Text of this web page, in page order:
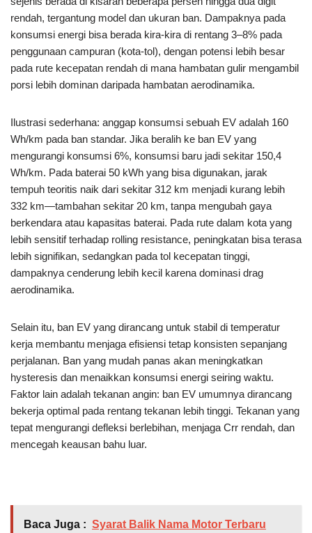
rendah, tergantung model dan ukuran ban. Dampaknya pada
konsumsi energi bisa berada kira-kira di rentang 3–8% pada
penggunaan campuran (kota-tol), dengan potensi lebih besar
pada rute kecepatan rendah di mana hambatan gulir mengambil
porsi lebih dominan daripada hambatan aerodinamika.
Ilustrasi sederhana: anggap konsumsi sebuah EV adalah 160
Wh/km pada ban standar. Jika beralih ke ban EV yang
mengurangi konsumsi 6%, konsumsi baru jadi sekitar 150,4
Wh/km. Pada baterai 50 kWh yang bisa digunakan, jarak
tempuh teoritis naik dari sekitar 312 km menjadi kurang lebih
332 km—tambahan sekitar 20 km, tanpa mengubah gaya
berkendara atau kapasitas baterai. Pada rute dalam kota yang
lebih sensitif terhadap rolling resistance, peningkatan bisa terasa
lebih signifikan, sedangkan pada tol kecepatan tinggi,
dampaknya cenderung lebih kecil karena dominasi drag
aerodinamika.
Selain itu, ban EV yang dirancang untuk stabil di temperatur
kerja membantu menjaga efisiensi tetap konsisten sepanjang
perjalanan. Ban yang mudah panas akan meningkatkan
hysteresis dan menaikkan konsumsi energi seiring waktu.
Faktor lain adalah tekanan angin: ban EV umumnya dirancang
bekerja optimal pada rentang tekanan lebih tinggi. Tekanan yang
tepat mengurangi defleksi berlebihan, menjaga Crr rendah, dan
mencegah keausan bahu luar.
Baca Juga : Syarat Balik Nama Motor Terbaru